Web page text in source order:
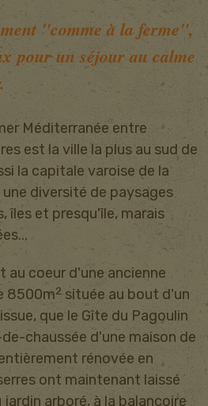
"comme à la ferme",
pour un séjour au calme
Méditerranée entre
est la ville la plus au sud de
la capitale varoise de la
diversité de paysages
îles et presqu'île, marais
au coeur d'une ancienne
8500m2 située au bout d'un
que le Gîte du Pagoulin
chaussée d'une maison de
rénovée en
ont maintenant laissé
arboré, à la balançoire